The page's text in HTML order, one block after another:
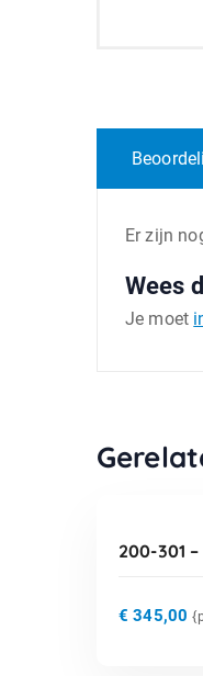
Er zijn
Wees
Je moet
200-301 –
€ 345,00